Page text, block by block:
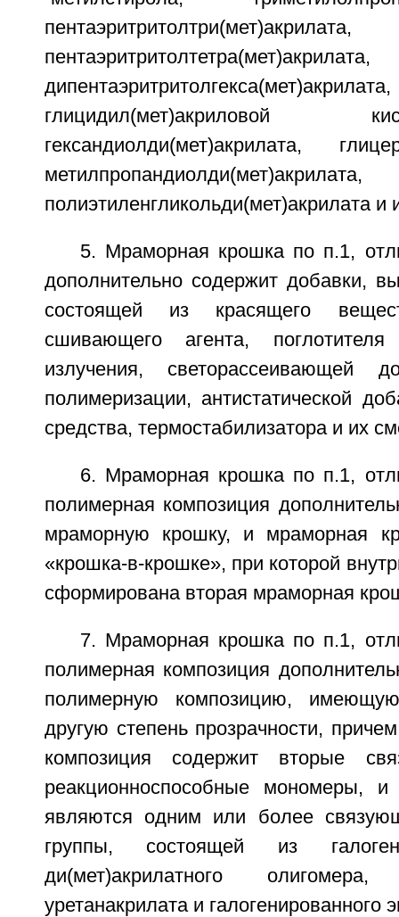
пентаэритритолтри(мет)акрилата,
пентаэритритолтетра(мет)акрилата,
гександиолди(мет)акрилата,
метилпропандиолди(мет)акрилата,
полиэтиленгликольди(мет)акрилата и
5. Мраморная крошка по п.1,
дополнительно содержит добавки,
состоящей из красящего
сшивающего агента, поглотителя
излучения, светорассеивающей
полимеризации, антистатической
средства, термостабилизатора и их
6. Мраморная крошка по п.1,
полимерная композиция
мраморную крошку, и мраморная
«крошка-в-крошке», при которой
сформирована вторая мраморная
7. Мраморная крошка по п.1,
полимерная композиция
полимерную композицию,
другую степень прозрачности,
композиция содержит вторые
реакционноспособные мономеры,
являются одним или более
группы, состоящей из
ди(мет)акрилатного олигомера,
уретанакрилата и галогенированного